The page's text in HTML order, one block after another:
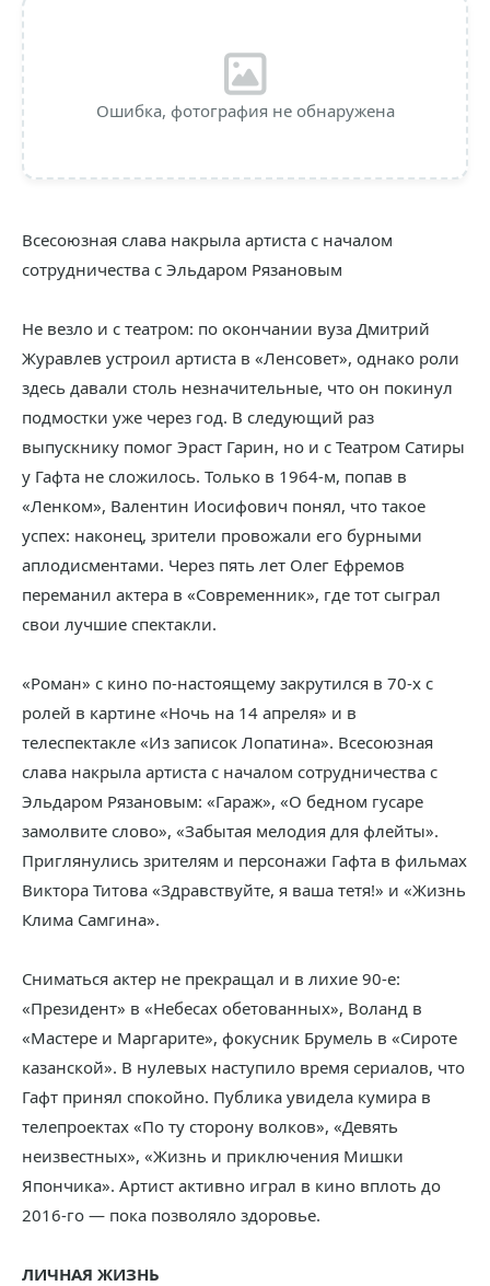
Ошибка, фотография не обнаружена
Всесоюзная слава накрыла артиста с началом
сотрудничества с Эльдаром Рязановым
Не везло и с театром: по окончании вуза Дмитрий
Журавлев устроил артиста в «Ленсовет», однако роли
здесь давали столь незначительные, что он покинул
подмостки уже через год. В следующий раз
выпускнику помог Эраст Гарин, но и с Театром Сатиры
у Гафта не сложилось. Только в 1964-м, попав в
«Ленком», Валентин Иосифович понял, что такое
успех: наконец, зрители провожали его бурными
аплодисментами. Через пять лет Олег Ефремов
переманил актера в «Современник», где тот сыграл
свои лучшие спектакли.
«Роман» с кино по-настоящему закрутился в 70-х с
ролей в картине «Ночь на 14 апреля» и в
телеспектакле «Из записок Лопатина». Всесоюзная
слава накрыла артиста с началом сотрудничества с
Эльдаром Рязановым: «Гараж», «О бедном гусаре
замолвите слово», «Забытая мелодия для флейты».
Приглянулись зрителям и персонажи Гафта в фильмах
Виктора Титова «Здравствуйте, я ваша тетя!» и «Жизнь
Клима Самгина».
Сниматься актер не прекращал и в лихие 90-е:
«Президент» в «Небесах обетованных», Воланд в
«Мастере и Маргарите», фокусник Брумель в «Сироте
казанской». В нулевых наступило время сериалов, что
Гафт принял спокойно. Публика увидела кумира в
телепроектах «По ту сторону волков», «Девять
неизвестных», «Жизнь и приключения Мишки
Япончика». Артист активно играл в кино вплоть до
2016-го — пока позволяло здоровье.
ЛИЧНАЯ ЖИЗНЬ